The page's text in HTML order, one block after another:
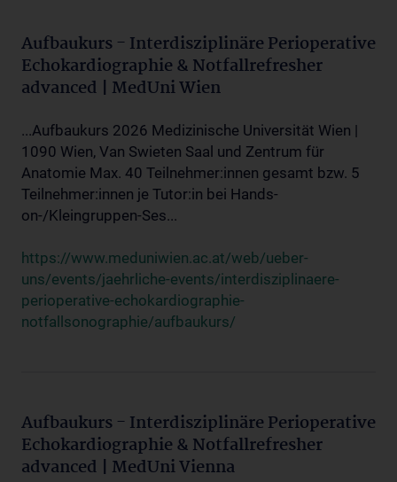
Aufbaukurs - Interdisziplinäre Perioperative
Echokardiographie & Notfallrefresher
advanced | MedUni Wien
...Aufbaukurs 2026 Medizinische Universität Wien |
1090 Wien, Van Swieten Saal und Zentrum für
Anatomie Max. 40 Teilnehmer:innen gesamt bzw. 5
Teilnehmer:innen je Tutor:in bei Hands-
on-/Kleingruppen-Ses...
https://www.meduniwien.ac.at/web/ueber-
uns/events/jaehrliche-events/interdisziplinaere-
perioperative-echokardiographie-
notfallsonographie/aufbaukurs/
Aufbaukurs - Interdisziplinäre Perioperative
Echokardiographie & Notfallrefresher
advanced | MedUni Vienna